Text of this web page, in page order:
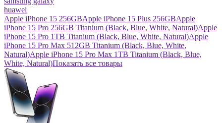
huawei
Apple iPhone 15 256GBApple iPhone 15 Plus 256GBApple
iPhone 15 Pro 256GB Titanium (Black, Blue, White, Natural)Apple
iPhone 15 Pro 1TB Titanium (Black, Blue, White, Natural)Apple
iPhone 15 Pro Max 512GB Titanium (Black, Blue, White,
Natural)Apple iPhone 15 Pro Max 1TB Titanium (Black, Blue,
White, Natural)Показать все товары